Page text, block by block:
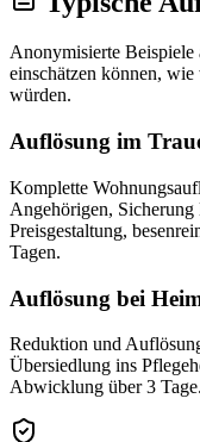
Anonymisierte Beispiele
einschätzen können,
würden.
Auflösung im
Komplette
Angehörigen,
Preisgestaltung,
Tagen.
Auflösung bei
Reduktion und
Übersiedlung ins
Abwicklung über 3 Tage.